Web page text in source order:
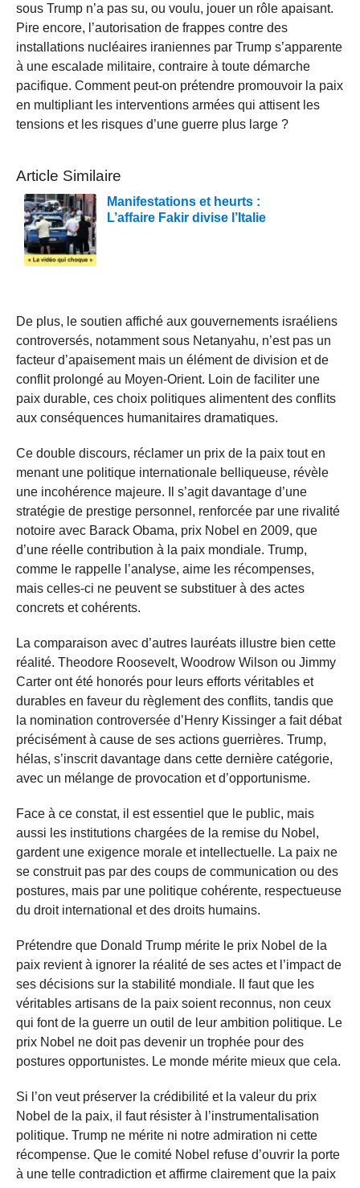
sous Trump n’a pas su, ou voulu, jouer un rôle apaisant.
Pire encore, l’autorisation de frappes contre des
installations nucléaires iraniennes par Trump s’apparente
à une escalade militaire, contraire à toute démarche
pacifique. Comment peut-on prétendre promouvoir la paix
en multipliant les interventions armées qui attisent les
tensions et les risques d’une guerre plus large ?
Article Similaire
Manifestations et heurts :
L’affaire Fakir divise l’Italie
De plus, le soutien affiché aux gouvernements israéliens
controversés, notamment sous Netanyahu, n’est pas un
facteur d’apaisement mais un élément de division et de
conflit prolongé au Moyen-Orient. Loin de faciliter une
paix durable, ces choix politiques alimentent des conflits
aux conséquences humanitaires dramatiques.
Ce double discours, réclamer un prix de la paix tout en
menant une politique internationale belliqueuse, révèle
une incohérence majeure. Il s’agit davantage d’une
stratégie de prestige personnel, renforcée par une rivalité
notoire avec Barack Obama, prix Nobel en 2009, que
d’une réelle contribution à la paix mondiale. Trump,
comme le rappelle l’analyse, aime les récompenses,
mais celles-ci ne peuvent se substituer à des actes
concrets et cohérents.
La comparaison avec d’autres lauréats illustre bien cette
réalité. Theodore Roosevelt, Woodrow Wilson ou Jimmy
Carter ont été honorés pour leurs efforts véritables et
durables en faveur du règlement des conflits, tandis que
la nomination controversée d’Henry Kissinger a fait débat
précisément à cause de ses actions guerrières. Trump,
hélas, s’inscrit davantage dans cette dernière catégorie,
avec un mélange de provocation et d’opportunisme.
Face à ce constat, il est essentiel que le public, mais
aussi les institutions chargées de la remise du Nobel,
gardent une exigence morale et intellectuelle. La paix ne
se construit pas par des coups de communication ou des
postures, mais par une politique cohérente, respectueuse
du droit international et des droits humains.
Prétendre que Donald Trump mérite le prix Nobel de la
paix revient à ignorer la réalité de ses actes et l’impact de
ses décisions sur la stabilité mondiale. Il faut que les
véritables artisans de la paix soient reconnus, non ceux
qui font de la guerre un outil de leur ambition politique. Le
prix Nobel ne doit pas devenir un trophée pour des
postures opportunistes. Le monde mérite mieux que cela.
Si l’on veut préserver la crédibilité et la valeur du prix
Nobel de la paix, il faut résister à l’instrumentalisation
politique. Trump ne mérite ni notre admiration ni cette
récompense. Que le comité Nobel refuse d’ouvrir la porte
à une telle contradiction et affirme clairement que la paix